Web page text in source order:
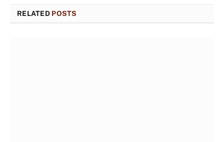
RELATED POSTS